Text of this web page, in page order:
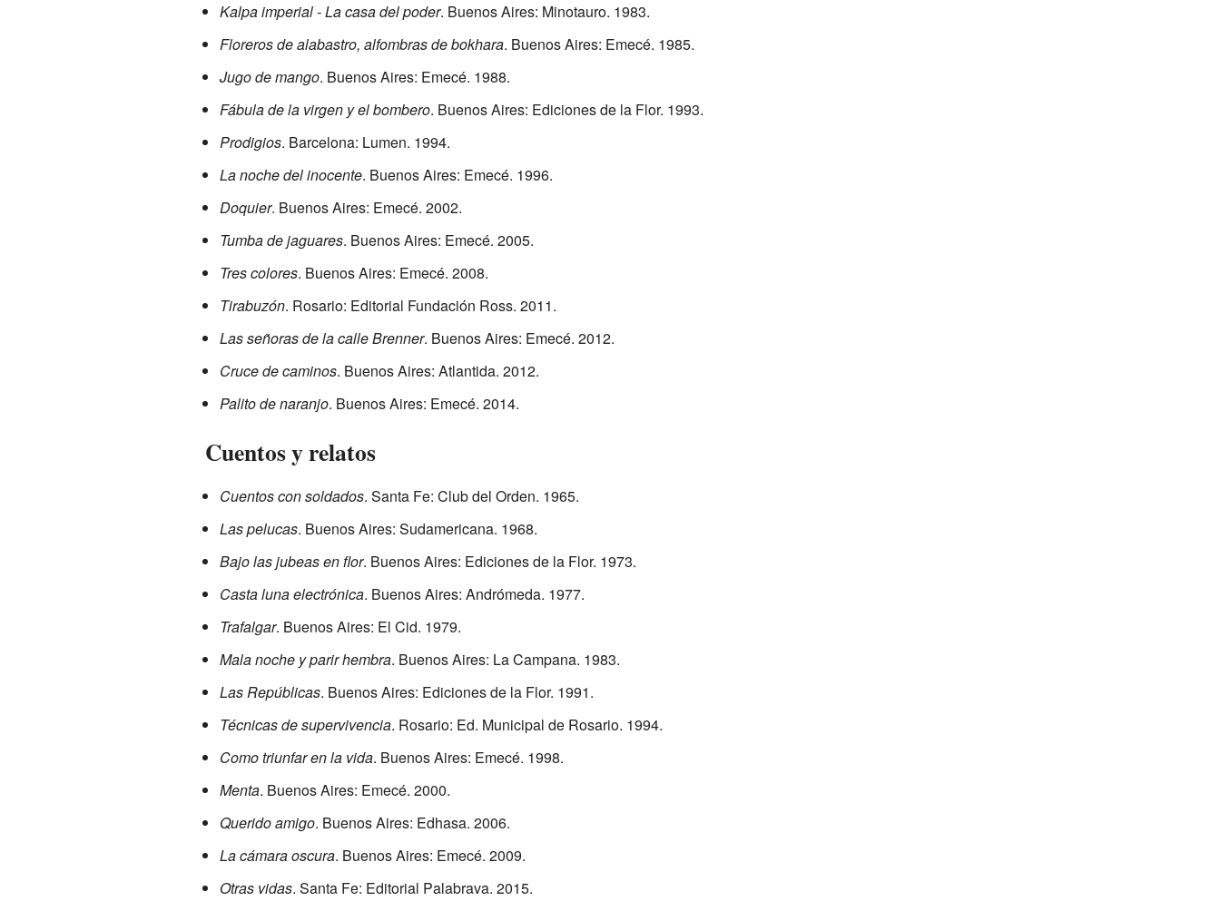
Kalpa imperial - La casa del poder. Buenos Aires: Minotauro. 1983.
Floreros de alabastro, alfombras de bokhara. Buenos Aires: Emecé. 1985.
Jugo de mango. Buenos Aires: Emecé. 1988.
Fábula de la virgen y el bombero. Buenos Aires: Ediciones de la Flor. 1993.
Prodigios. Barcelona: Lumen. 1994.
La noche del inocente. Buenos Aires: Emecé. 1996.
Doquier. Buenos Aires: Emecé. 2002.
Tumba de jaguares. Buenos Aires: Emecé. 2005.
Tres colores. Buenos Aires: Emecé. 2008.
Tirabuzón. Rosario: Editorial Fundación Ross. 2011.
Las señoras de la calle Brenner. Buenos Aires: Emecé. 2012.
Cruce de caminos. Buenos Aires: Atlantida. 2012.
Palito de naranjo. Buenos Aires: Emecé. 2014.
Cuentos y relatos
Cuentos con soldados. Santa Fe: Club del Orden. 1965.
Las pelucas. Buenos Aires: Sudamericana. 1968.
Bajo las jubeas en flor. Buenos Aires: Ediciones de la Flor. 1973.
Casta luna electrónica. Buenos Aires: Andrómeda. 1977.
Trafalgar. Buenos Aires: El Cid. 1979.
Mala noche y parir hembra. Buenos Aires: La Campana. 1983.
Las Repúblicas. Buenos Aires: Ediciones de la Flor. 1991.
Técnicas de supervivencia. Rosario: Ed. Municipal de Rosario. 1994.
Como triunfar en la vida. Buenos Aires: Emecé. 1998.
Menta. Buenos Aires: Emecé. 2000.
Querido amigo. Buenos Aires: Edhasa. 2006.
La cámara oscura. Buenos Aires: Emecé. 2009.
Otras vidas. Santa Fe: Editorial Palabrava. 2015.